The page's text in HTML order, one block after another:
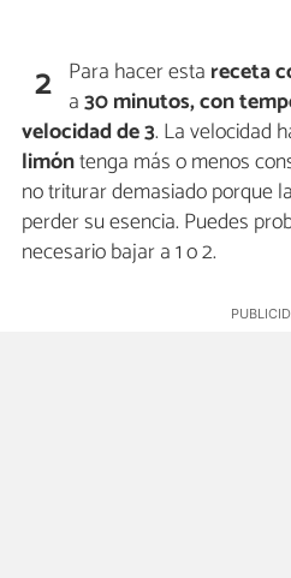
2 Para hacer esta receta
a30 minutos, con
velocidad de 3. La velocidad
limóntenga más o menos
no triturar demasiado porque
perder su esencia. Puedes
necesario bajar a 1 o 2.